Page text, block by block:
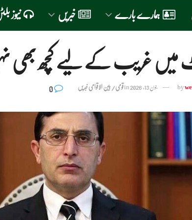
ہمارے بارے خبریں نیوز
غریب کے لیے کچھ بھی
by جون 13, 2026 inقومی/ بین الاقوامی خبریں